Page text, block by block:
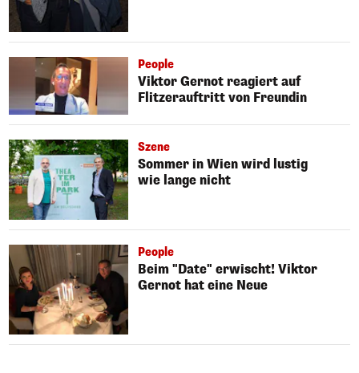
People
Viktor Gernot reagiert auf
Flitzerauftritt von Freundin
Szene
Sommer in Wien wird lustig
wie lange nicht
People
Beim "Date" erwischt! Viktor
Gernot hat eine Neue